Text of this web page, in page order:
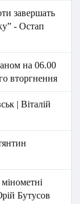
завершать
- Остап
на 06.00
вторгнення
| Віталій
Бутусов